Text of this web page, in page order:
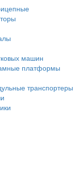
машин
платформы
транспортеры